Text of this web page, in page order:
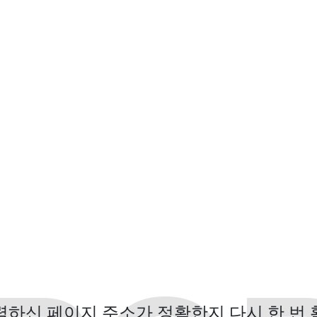
하신 페이지 주소가 정확한지 다시 한 번